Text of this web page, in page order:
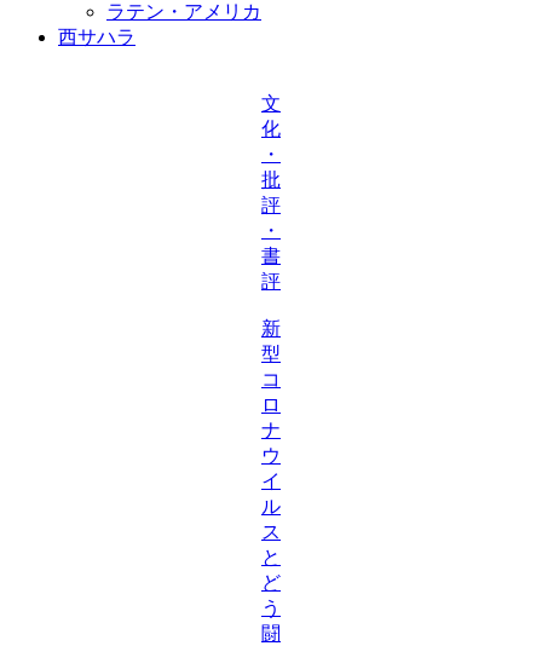
ラテン・アメリカ
西サハラ
文
化
・
批
評
・
書
評
新
型
コ
ロ
ナ
ウ
イ
ル
ス
と
ど
う
闘